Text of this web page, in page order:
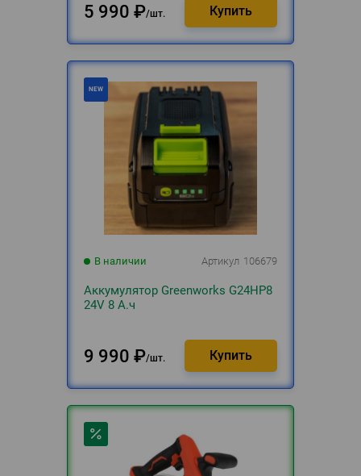
5 990 ₽ шт.
В наличии Артикул 106679
Аккумулятор Greenworks G24HP8
24V 8 А.ч
9 990 ₽ шт.